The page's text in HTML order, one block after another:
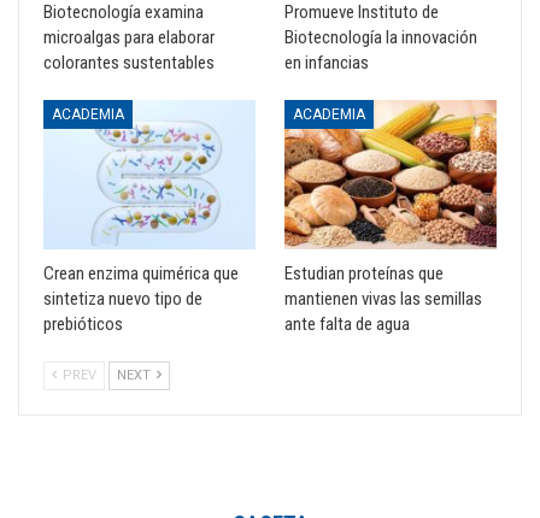
Biotecnología examina
microalgas para elaborar
colorantes sustentables
Promueve Instituto de
Biotecnología la innovación
en infancias
ACADEMIA
Crean enzima quimérica que
sintetiza nuevo tipo de
prebióticos
ACADEMIA
Estudian proteínas que
mantienen vivas las semillas
ante falta de agua
PREV NEXT